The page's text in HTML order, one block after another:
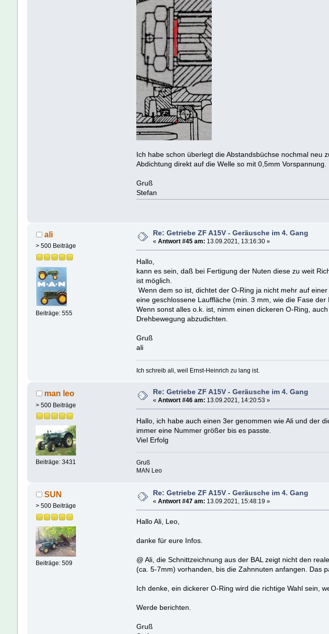
Ich habe schon überlegt die Abstandsbüchse nochmal neu
Abdichtung direkt auf die Welle so mit 0,5mm Vorspannung.
Gruß
Stefan
ali
> 500 Beiträge
Beiträge: 555
Re: Getriebe ZF A15V - Geräusche im 4. Gang
« Antwort #45 am: 13.09.2021, 13:16:30 »
Hallo,
kann es sein, daß bei Fertigung der Nuten diese zu weit
ist möglich.
Wenn dem so ist, dichtet der O-Ring ja nicht mehr auf
eine geschlossene Lauffläche (min. 3 mm, wie die Fase
Wenn sonst alles o.k. ist, nimm einen dickeren O-Ring,
Drehbewegung abzudichten.
Gruß
ali
Ich schreib ali, weil Ernst-Heinrich zu lang ist.
man leo
> 500 Beiträge
Beiträge: 3431
Re: Getriebe ZF A15V - Geräusche im 4. Gang
« Antwort #46 am: 13.09.2021, 14:20:53 »
Hallo, ich habe auch einen 3er genommen wie Ali und der
immer eine Nummer größer bis es passte.
Viel Erfolg
Gruß
MAN Leo
SUN
> 500 Beiträge
Beiträge: 509
Re: Getriebe ZF A15V - Geräusche im 4. Gang
« Antwort #47 am: 13.09.2021, 15:48:19 »
Hallo Ali, Leo,
danke für eure Infos.
@ Ali, die Schnittzeichnung aus der BAL zeigt nicht den
(ca. 5-7mm) vorhanden, bis die Zahnnuten anfangen. Das
Ich denke, ein dickerer O-Ring wird die richtige Wahl sein,
Werde berichten.
Gruß